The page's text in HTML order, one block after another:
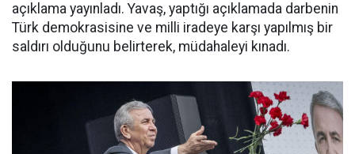
açıklama yayınladı. Yavaş, yaptığı açıklamada darbenin
Türk demokrasisine ve milli iradeye karşı yapılmış bir
saldırı olduğunu belirterek, müdahaleyi kınadı.